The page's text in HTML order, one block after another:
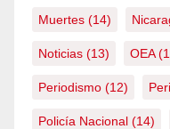
Muertes (14)
Noticias (13) OEA
Periodismo (12)
Policía Nacional (14)